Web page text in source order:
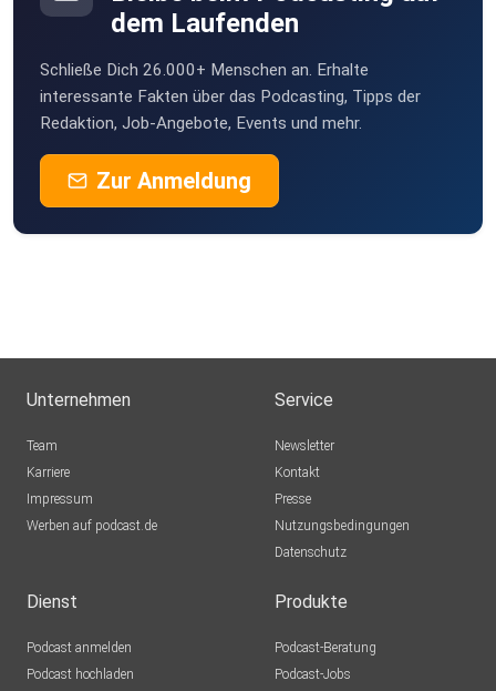
dem Laufenden
Schließe Dich 26.000+ Menschen an. Erhalte
interessante Fakten über das Podcasting, Tipps der
Redaktion, Job-Angebote, Events und mehr.
Zur Anmeldung
Unternehmen
Team
Karriere
Impressum
Werben auf podcast.de
Service
Newsletter
Kontakt
Presse
Nutzungsbedingungen
Datenschutz
Dienst
Podcast anmelden
Podcast hochladen
Produkte
Podcast-Beratung
Podcast-Jobs